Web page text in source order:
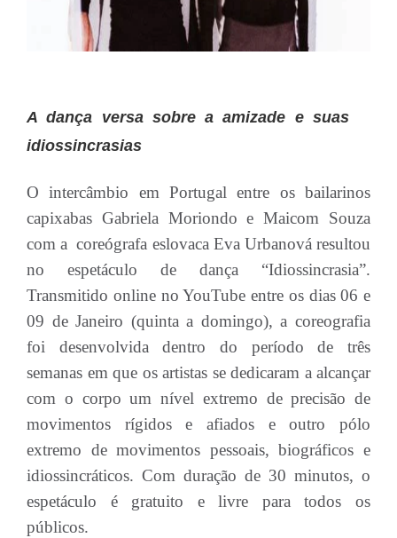
A dança versa sobre a amizade e suas
idiossincrasias
O intercâmbio em Portugal entre os bailarinos
capixabas Gabriela Moriondo e Maicom Souza
com a coreógrafa eslovaca Eva Urbanová resultou
no espetáculo de dança “Idiossincrasia”.
Transmitido online no YouTube entre os dias 06 e
09 de Janeiro (quinta a domingo), a coreografia
foi desenvolvida dentro do período de três
semanas em que os artistas se dedicaram a alcançar
com o corpo um nível extremo de precisão de
movimentos rígidos e afiados e outro pólo
extremo de movimentos pessoais, biográficos e
idiossincráticos. Com duração de 30 minutos, o
espetáculo é gratuito e livre para todos os
públicos.